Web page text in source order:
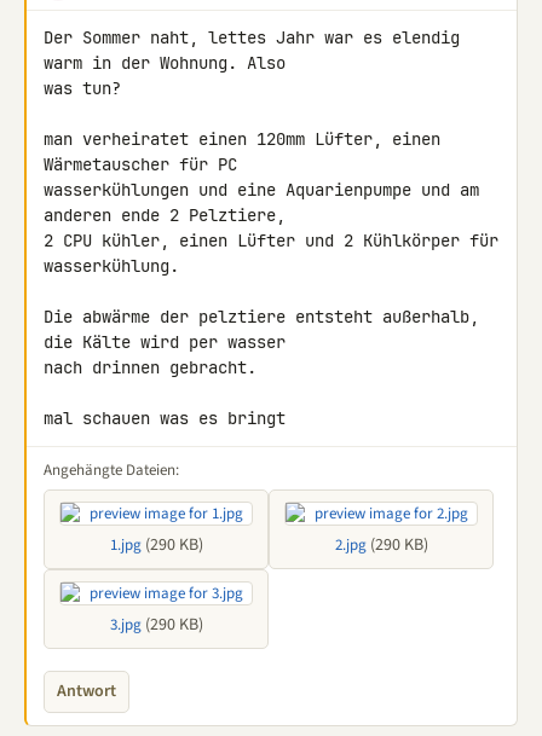
Der Sommer naht, lettes Jahr war es elendig
warm in der Wohnung. Also
was tun?
man verheiratet einen 120mm Lüfter, einen
Wärmetauscher für PC
wasserkühlungen und eine Aquarienpumpe und am
anderen ende 2 Pelztiere,
2 CPU kühler, einen Lüfter und 2 Kühlkörper für
wasserkühlung.
Die abwärme der pelztiere entsteht außerhalb,
die Kälte wird per wasser
nach drinnen gebracht.
mal schauen was es bringt
Angehängte Dateien:
1.jpg(290 KB) 2.jpg(290 KB)
3.jpg(290 KB)
Antwort